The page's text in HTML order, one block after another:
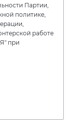
Партии,
политике,
работе
при